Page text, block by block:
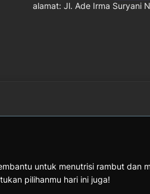
alamat: Jl. Ade Irma Suryani
untuk menutrisi rambut dan
pilihanmu hari ini juga!